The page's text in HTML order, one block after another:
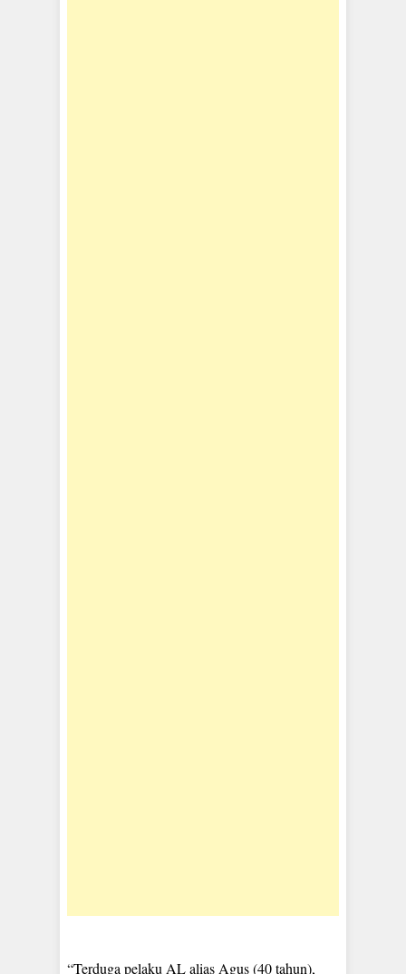
“Terduga pelaku AL alias Agus (40 tahun),